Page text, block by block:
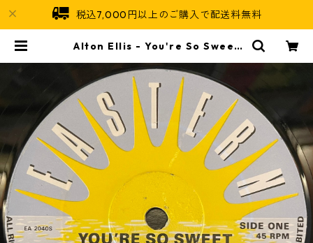
税込7,000円以上のご購入で配送料無料
Alton Ellis - You're So Sweet